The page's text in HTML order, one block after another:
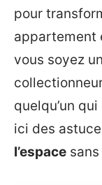
pour
appartement
vous soyez
quelqu’un
ici des
l’espace